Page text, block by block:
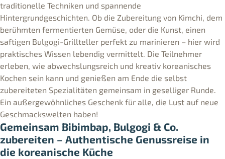
traditionelle Techniken und spannende
Hintergrundgeschichten. Ob die Zubereitung von Kimchi, dem
berühmten fermentierten Gemüse, oder die Kunst, einen
saftigen Bulgogi-Grillteller perfekt zu marinieren – hier wird
praktisches Wissen lebendig vermittelt. Die Teilnehmer
erleben, wie abwechslungsreich und kreativ koreanisches
Kochen sein kann und genießen am Ende die selbst
zubereiteten Spezialitäten gemeinsam in geselliger Runde.
Ein außergewöhnliches Geschenk für alle, die Lust auf neue
Geschmackswelten haben!
Gemeinsam Bibimbap, Bulgogi & Co.
zubereiten – Authentische Genussreise in
die koreanische Küche